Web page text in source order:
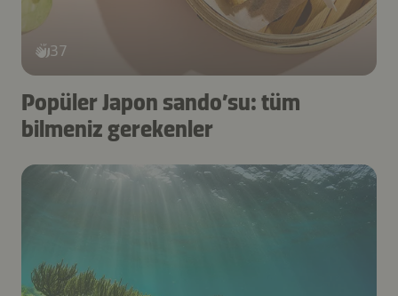
37
Popüler Japon sando’su: tüm
bilmeniz gerekenler